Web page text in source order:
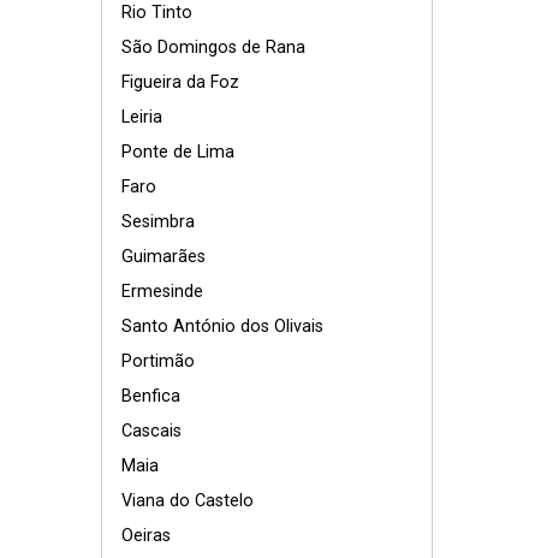
Rio Tinto
São Domingos de Rana
Figueira da Foz
Leiria
Ponte de Lima
Faro
Sesimbra
Guimarães
Ermesinde
Santo António dos Olivais
Portimão
Benfica
Cascais
Maia
Viana do Castelo
Oeiras